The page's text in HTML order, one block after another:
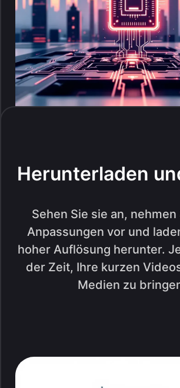
Herunterladen
Sehen Sie sie an,
Anpassungen vor und
hoher Auflösung herunter.
der Zeit, Ihre kurzen
Medien zu